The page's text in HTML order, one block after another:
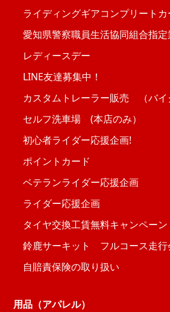
ライディングギアコンプリートカ
愛知県警察職員生活協同組合指
レディースデー
LINE友達募集中！
カスタムトレーラー販売 （バイ
セルフ洗車場 (本店のみ）
初心者ライダー応援企画!
ポイントカード
ベテランライダー応援企画
ライダー応援企画
タイヤ交換工賃無料キャンペーン
鈴鹿サーキット フルコース走行
自賠責保険の取り扱い
用品（アパレル）